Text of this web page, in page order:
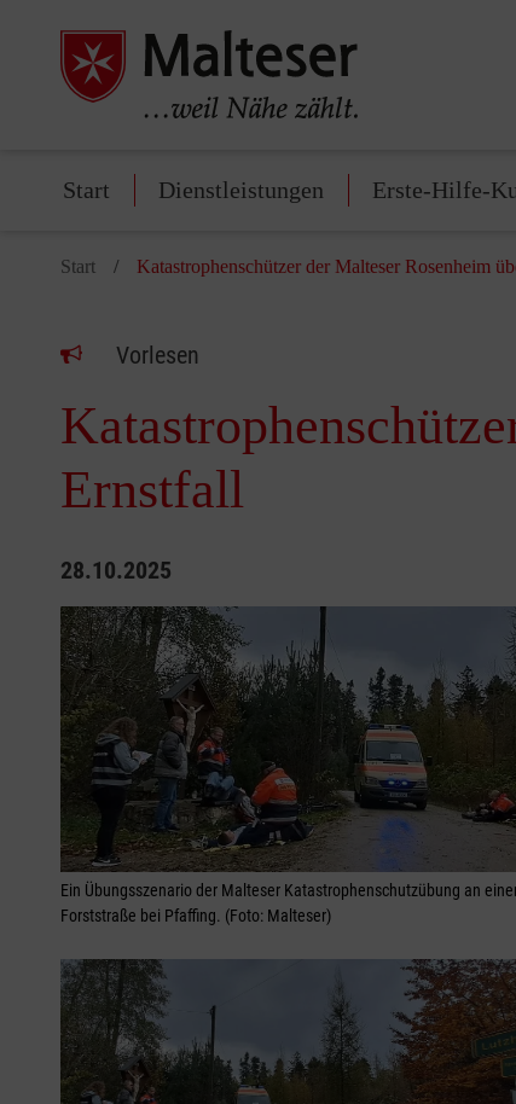
Start Dienstleistungen Erste-Hilfe-
Start Katastrophenschützer der Malteser Rosenheim
Vorlesen
Ernstfall
28.10.2025
Ein Übungsszenario der Malteser Katastrophenschutzübung an
Forststraße bei Pfaffing. (Foto: Malteser)